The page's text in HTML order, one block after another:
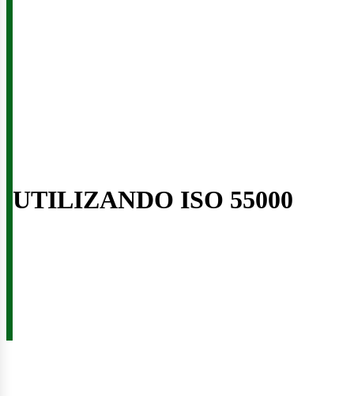
UTILIZANDO ISO 55000